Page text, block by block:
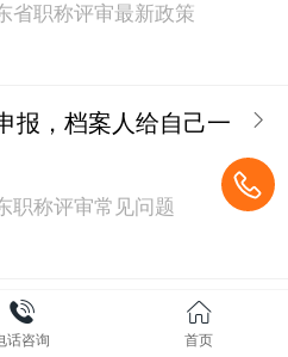
省职称评审最新政策
报，档案人给自己一
职称评审常见问题
报全攻略：管理员、
研究馆员、研究馆
话咨询 首页